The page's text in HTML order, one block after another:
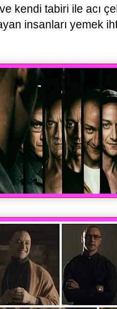
kendi tabiri ile acı
insanları yemek